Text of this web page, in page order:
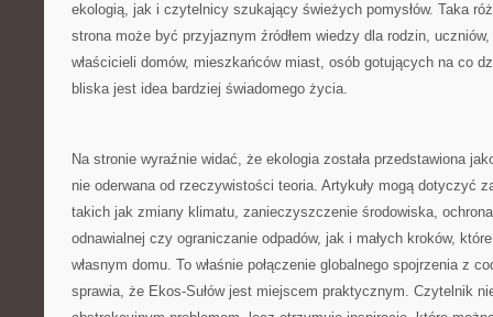
ekologią, jak i czytelnicy szukający świeżych pomysłów. Taka
strona może być przyjaznym źródłem wiedzy dla rodzin,
właścicieli domów, mieszkańców miast, osób gotujących na co
bliska jest idea bardziej świadomego życia.
Na stronie wyraźnie widać, że ekologia została przedstawiona
nie oderwana od rzeczywistości teoria. Artykuły mogą dotyczyć
takich jak zmiany klimatu, zanieczyszczenie środowiska,
odnawialnej czy ograniczanie odpadów, jak i małych kroków,
własnym domu. To właśnie połączenie globalnego spojrzenia z
sprawia, że Ekos-Sułów jest miejscem praktycznym. Czytelnik